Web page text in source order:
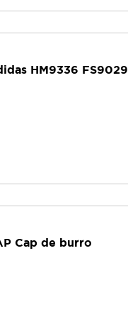
HM9336 FS9029
Cap de burro